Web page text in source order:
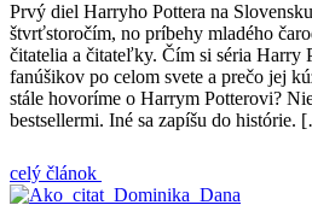
Prvý diel Harryho Pottera na
štvrťstoročím, no príbehy mladého
čitatelia a čitateľky. Čím si séria Harry
fanúšikov po celom svete a prečo jej
stále hovoríme o Harrym Potterovi?
bestsellermi. Iné sa zapíšu do histórie.
celý článok